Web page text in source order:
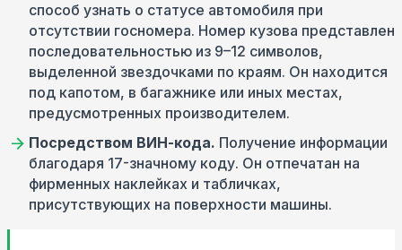
способ узнать о статусе автомобиля при
отсутствии госномера. Номер кузова представлен
последовательностью из 9–12 символов,
выделенной звездочками по краям. Он находится
под капотом, в багажнике или иных местах,
предусмотренных производителем.
Посредством ВИН-кода. Получение информации
благодаря 17-значному коду. Он отпечатан на
фирменных наклейках и табличках,
присутствующих на поверхности машины.